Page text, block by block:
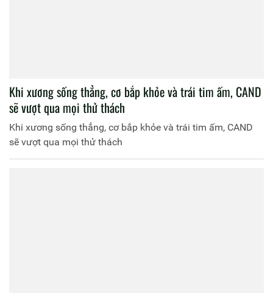
Khi xương sống thẳng, cơ bắp khỏe và trái tim ấm, CAND
sẽ vượt qua mọi thử thách
Khi xương sống thẳng, cơ bắp khỏe và trái tim ấm, CAND
sẽ vượt qua mọi thử thách